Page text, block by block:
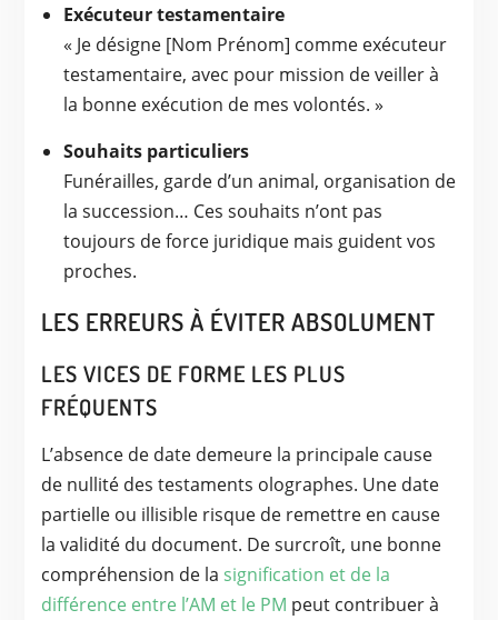
Exécuteur testamentaire
« Je désigne [Nom Prénom] comme exécuteur
testamentaire, avec pour mission de veiller à
la bonne exécution de mes volontés. »
Souhaits particuliers
Funérailles, garde d’un animal, organisation de
la succession… Ces souhaits n’ont pas
toujours de force juridique mais guident vos
proches.
LES ERREURS À ÉVITER ABSOLUMENT
LES VICES DE FORME LES PLUS
FRÉQUENTS
L’absence de date demeure la principale cause
de nullité des testaments olographes. Une date
partielle ou illisible risque de remettre en cause
la validité du document. De surcroît, une bonne
compréhension de la signification et de la
différence entre l’AM et le PM peut contribuer à